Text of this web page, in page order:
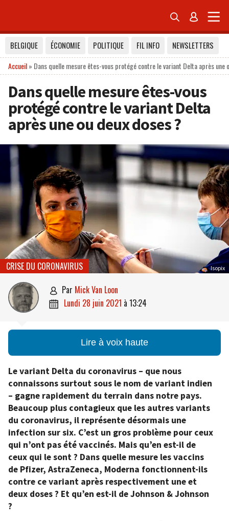
 
BELGIQUE ÉCONOMIE POLITIQUE FIL INFO
NEWSLETTERS
Accueil» Dans quelle mesure êtes-vous protégé contre le variant Delta après une
Dans quelle mesure êtes-vous
protégé contre le variant Delta
après une ou deux doses ?
Isopix
CRISE DU CORONAVIRUS
 par Mick Van Loon
 lundi 28 juin 2021 à 13:24
Lire à voix haute
Le variant Delta du coronavirus – que nous
connaissons surtout sous le nom de variant indien
– gagne rapidement du terrain dans notre pays.
Beaucoup plus contagieux que les autres variants
du coronavirus, il représente désormais une
infection sur six. C’est un gros problème pour ceux
qui n’ont pas été vaccinés. Mais qu’en est-il de
ceux qui le sont ? Dans quelle mesure les vaccins
de Pfizer, AstraZeneca, Moderna fonctionnent-ils
contre ce variant après respectivement une et
deux doses ? Et qu’en est-il de Johnson & Johnson
?